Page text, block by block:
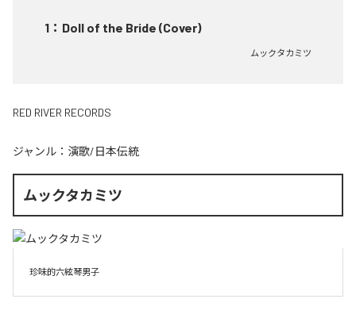
1 ： Doll of the Bride (Cover)
ムックタカミツ
RED RIVER RECORDS
ジャンル： 演歌/日本伝統
ムックタカミツ
珍味的六絃琴男子